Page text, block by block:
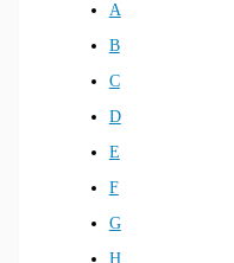
A
B
C
D
E
F
G
H